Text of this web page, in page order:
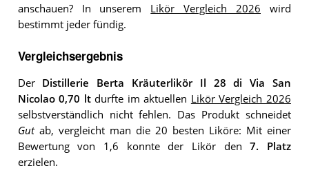
anschauen? In unserem Likör Vergleich 2026 wird
bestimmt jeder fündig.
Vergleichsergebnis
Der Distillerie Berta Kräuterlikör Il 28 di Via San
Nicolao 0,70 ltdurfte im aktuellen Likör Vergleich 2026
selbstverständlich nicht fehlen. Das Produkt schneidet
Gutab, vergleicht man die 20 besten Liköre: Mit einer
Bewertung von 1,6 konnte der Likör den7. Platz
erzielen.